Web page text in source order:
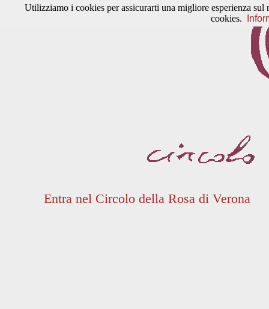
Entra nel Circolo della Rosa di Verona
Utilizziamo i cookies per assicurarti una migliore esperienza
cookies.